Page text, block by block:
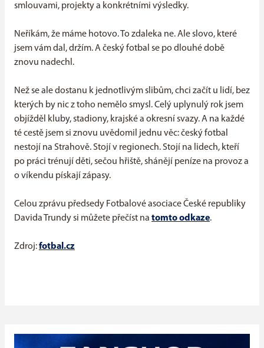
smlouvami, projekty a konkrétními výsledky.
Neříkám, že máme hotovo. To zdaleka ne. Ale slovo, které
jsem vám dal, držím. A český fotbal se po dlouhé době
znovu nadechl.
Než se ale dostanu k jednotlivým slibům, chci začít u lidí, bez
kterých by nic z toho nemělo smysl. Celý uplynulý rok jsem
objížděl kluby, stadiony, krajské a okresní svazy. A na každé
té cestě jsem si znovu uvědomil jednu věc: český fotbal
nestojí na Strahově. Stojí v regionech. Stojí na lidech, kteří
po práci trénují děti, sečou hřiště, shánějí peníze na provoz a
o víkendu pískají zápasy.
Celou zprávu předsedy Fotbalové asociace České republiky
Davida Trundy si můžete přečíst na tomto odkaze.
Zdroj:fotbal.cz